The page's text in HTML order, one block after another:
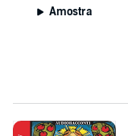
Amostra